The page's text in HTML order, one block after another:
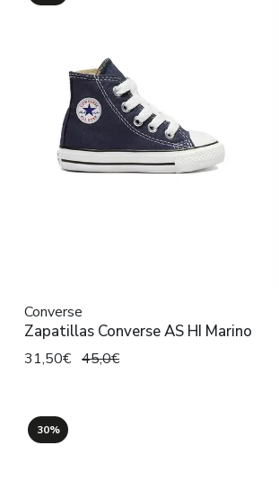
Converse
Zapatillas Converse AS HI Marino
31,50€ 45,0€
30%